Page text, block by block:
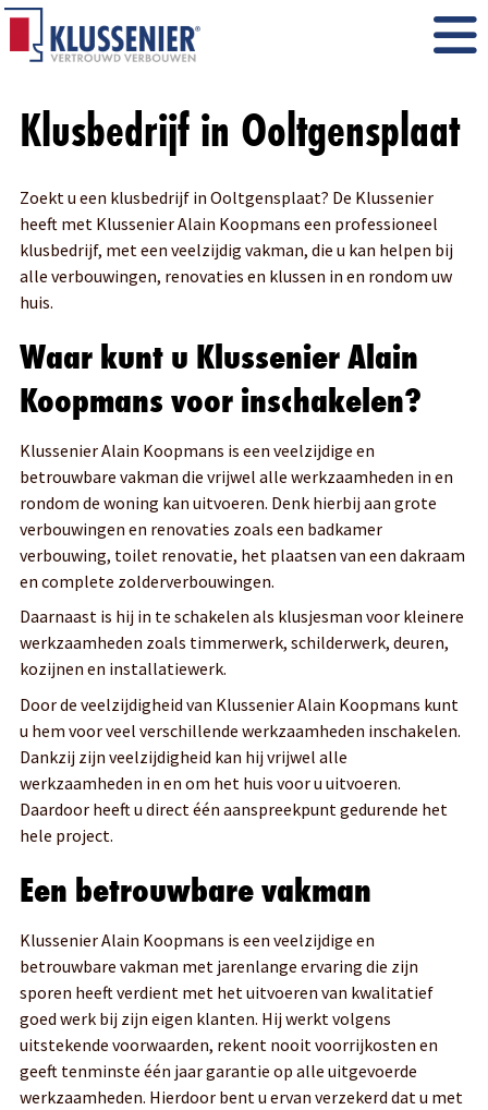
Klusbedrijf in Ooltgensplaat
Zoekt u een klusbedrijf in Ooltgensplaat? De Klussenier
heeft met Klussenier Alain Koopmans een professioneel
klusbedrijf, met een veelzijdig vakman, die u kan helpen bij
alle verbouwingen, renovaties en klussen in en rondom uw
huis.
Waar kunt u Klussenier Alain
Koopmans voor inschakelen?
Klussenier Alain Koopmans is een veelzijdige en
betrouwbare vakman die vrijwel alle werkzaamheden in en
rondom de woning kan uitvoeren. Denk hierbij aan grote
verbouwingen en renovaties zoals een badkamer
verbouwing, toilet renovatie, het plaatsen van een dakraam
en complete zolderverbouwingen.
Daarnaast is hij in te schakelen als klusjesman voor kleinere
werkzaamheden zoals timmerwerk, schilderwerk, deuren,
kozijnen en installatiewerk.
Door de veelzijdigheid van Klussenier Alain Koopmans kunt
u hem voor veel verschillende werkzaamheden inschakelen.
Dankzij zijn veelzijdigheid kan hij vrijwel alle
werkzaamheden in en om het huis voor u uitvoeren.
Daardoor heeft u direct één aanspreekpunt gedurende het
hele project.
Een betrouwbare vakman
Klussenier Alain Koopmans is een veelzijdige en
betrouwbare vakman met jarenlange ervaring die zijn
sporen heeft verdient met het uitvoeren van kwalitatief
goed werk bij zijn eigen klanten. Hij werkt volgens
uitstekende voorwaarden, rekent nooit voorrijkosten en
geeft tenminste één jaar garantie op alle uitgevoerde
werkzaamheden. Hierdoor bent u ervan verzekerd dat u met